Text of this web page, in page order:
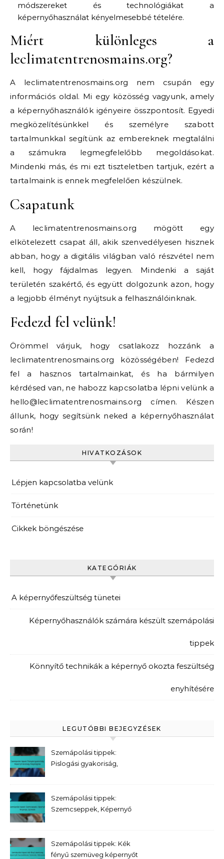
módszereket és technológiákat a
képernyőhasználat kényelmesebbé tételére.
Miért különleges a
leclimatentrenosmains.org?
A leclimatentrenosmains.org nem csupán egy
információs oldal. Mi egy közösség vagyunk, amely
a képernyőhasználók igényeire összpontosít. Egyedi
megközelítésünkkel és személyre szabott
tartalmunkkal segítünk az embereknek megtalálni
a számukra legmegfelelőbb megoldásokat.
Mindenki más, és mi ezt tiszteletben tartjuk, ezért a
tartalmaink is ennek megfelelően készülnek.
Csapatunk
A leclimatentrenosmains.org mögött egy
elkötelezett csapat áll, akik szenvedélyesen hisznek
abban, hogy a digitális világban való részvétel nem
kell, hogy fájdalmas legyen. Mindenki a saját
területén szakértő, és együtt dolgozunk azon, hogy
a legjobb élményt nyújtsuk a felhasználóinknak.
Fedezd fel velünk!
Örömmel várjuk, hogy csatlakozz hozzánk a
leclimatentrenosmains.org közösségében! Fedezd
fel a hasznos tartalmainkat, és ha bármilyen
kérdésed van, ne habozz kapcsolatba lépni velünk a
hello@leclimatentrenosmains.org címen. Készen
állunk, hogy segítsünk neked a képernyőhasználat
során!
HIVATKOZÁSOK
Lépjen kapcsolatba velünk
Történetünk
Cikkek böngészése
KATEGÓRIÁK
A képernyőfeszültség tünetei
Képernyőhasználók számára készült szemápolási
tippek
Könnyítő technikák a képernyő okozta feszültség
enyhítésére
LEGUTÓBBI BEJEGYZÉSEK
Szemápolási tippek:
Pislogási gyakoriság,
Szemápolási tippek:
Szemcseppek, Képernyő
Szemápolási tippek: Kék
fényű szemüveg képernyőt